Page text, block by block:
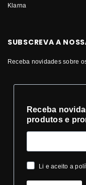
Klarna
SUBSCREVA A
Receba novidades sobre
Receba
produtos e
Li e aceito a